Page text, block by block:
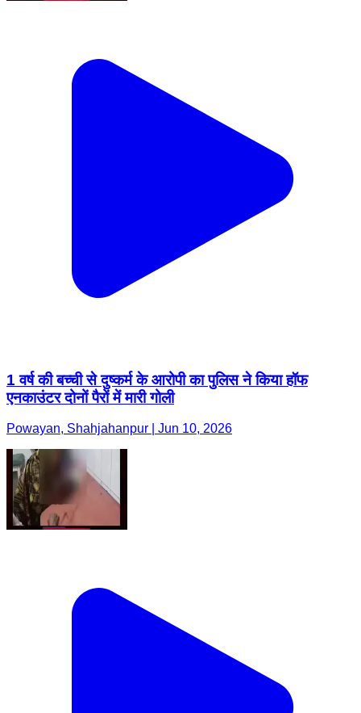
1 वर्ष की बच्ची से दुष्कर्म के आरोपी का पुलिस ने किया हॉफ
एनकाउंटर दोनों पैरों में मारी गोली
Powayan, Shahjahanpur | Jun 10, 2026